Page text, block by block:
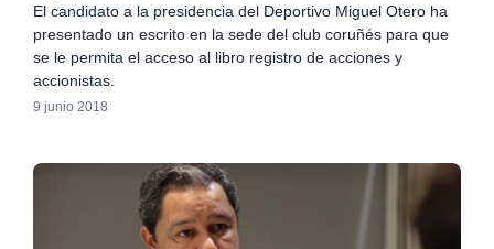
El candidato a la presidencia del Deportivo Miguel Otero ha
presentado un escrito en la sede del club coruñés para que
se le permita el acceso al libro registro de acciones y
accionistas.
9 junio 2018